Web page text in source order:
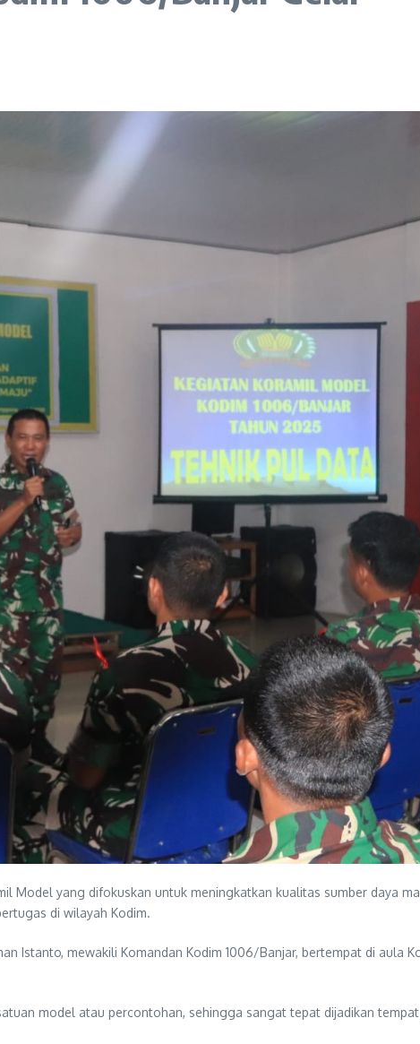
yang difokuskan untuk meningkatkan kualitas sumber daya
di wilayah Kodim.
Istanto, mewakili Komandan Kodim 1006/Banjar, bertempat di aula
model atau percontohan, sehingga sangat tepat dijadikan